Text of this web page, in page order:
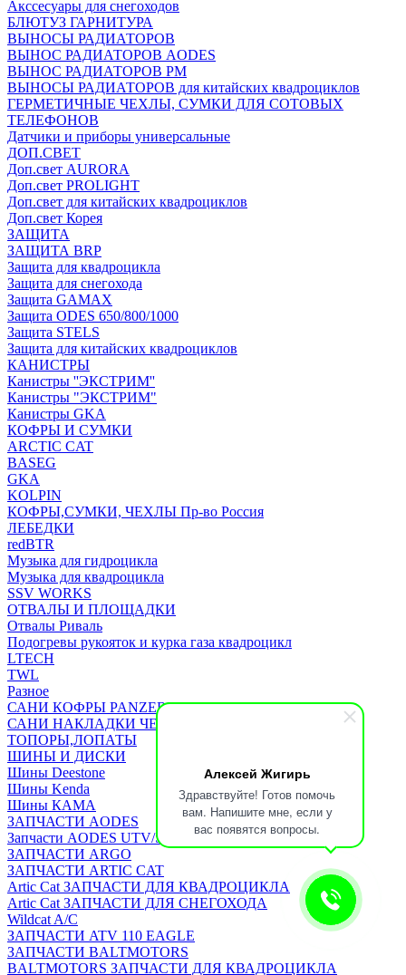
Алексей Жигирь
Здравствуйте! Готов помочь
вам. Напишите мне, если у
вас появятся вопросы.
Акссесуары для снегоходов
БЛЮТУЗ ГАРНИТУРА
ВЫНОСЫ РАДИАТОРОВ
ВЫНОС РАДИАТОРОВ AODES
ВЫНОС РАДИАТОРОВ РМ
ВЫНОСЫ РАДИАТОРОВ для китайских квадроциклов
ГЕРМЕТИЧНЫЕ ЧЕХЛЫ, СУМКИ ДЛЯ СОТОВЫХ
ТЕЛЕФОНОВ
Датчики и приборы универсальные
ДОП.СВЕТ
Доп.свет AURORA
Доп.свет PROLIGHT
Доп.свет для китайских квадроциклов
Доп.свет Корея
ЗАЩИТА
ЗАЩИТА BRP
Защита для квадроцикла
Защита для снегохода
Защита GAMAX
Защита ODES 650/800/1000
Защита STELS
Защита для китайских квадроциклов
КАНИСТРЫ
Канистры ''ЭКСТРИМ''
Канистры "ЭКСТРИМ"
Канистры GKA
КОФРЫ И СУМКИ
ARCTIC CAT
BASEG
GKA
KOLPIN
КОФРЫ,СУМКИ, ЧЕХЛЫ Пр-во Россия
ЛЕБЕДКИ
redBTR
Музыка для гидроцикла
Музыка для квадроцикла
SSV WORKS
ОТВАЛЫ И ПЛОЩАДКИ
Отвалы Риваль
Подогревы рукояток и курка газа квадроцикл
LTECH
TWL
Разное
САНИ КОФРЫ PANZERBOX
САНИ НАКЛАДКИ ЧЕХЛЫ Бьюско
ТОПОРЫ,ЛОПАТЫ
ШИНЫ И ДИСКИ
Шины Deestone
Шины Kenda
Шины КАМА
ЗАПЧАСТИ AODES
Запчасти AODES UTV/SSV
ЗАПЧАСТИ ARGO
ЗАПЧАСТИ ARTIC CAT
Artic Cat ЗАПЧАСТИ ДЛЯ КВАДРОЦИКЛА
Artic Cat ЗАПЧАСТИ ДЛЯ СНЕГОХОДА
Wildcat A/C
ЗАПЧАСТИ ATV 110 EAGLE
ЗАПЧАСТИ BALTMOTORS
BALTMOTORS ЗАПЧАСТИ ДЛЯ КВАДРОЦИКЛА